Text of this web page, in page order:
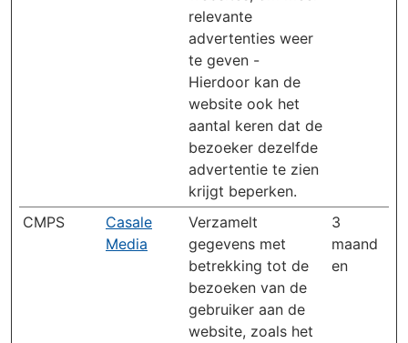
relevante
advertenties weer
te geven -
Hierdoor kan de
website ook het
aantal keren dat de
bezoeker dezelfde
advertentie te zien
krijgt beperken.
CMPS
Casale
Media
Verzamelt
gegevens met
betrekking tot de
bezoeken van de
gebruiker aan de
website, zoals het
3
maand
en